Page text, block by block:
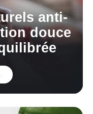
anti-
douce